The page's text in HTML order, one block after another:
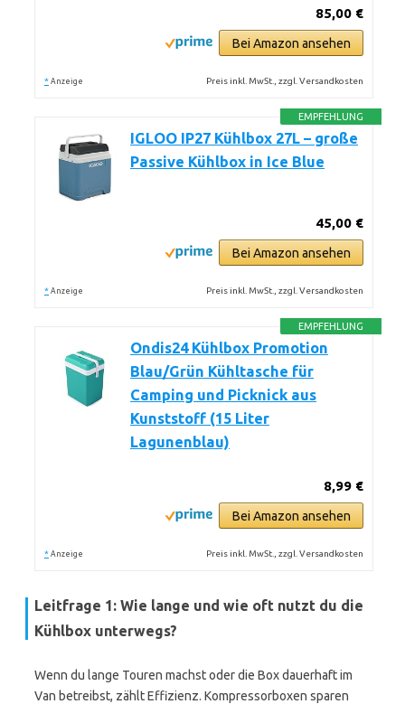
85,00 €
Bei Amazon ansehen
* Anzeige Preis inkl. MwSt., zzgl. Versandkosten
EMPFEHLUNG
IGLOO IP27 Kühlbox 27L – große
Passive Kühlbox in Ice Blue
45,00 €
Bei Amazon ansehen
* Anzeige Preis inkl. MwSt., zzgl. Versandkosten
EMPFEHLUNG
Ondis24 Kühlbox Promotion
Blau/Grün Kühltasche für
Camping und Picknick aus
Kunststoff (15 Liter
Lagunenblau)
8,99 €
Bei Amazon ansehen
* Anzeige Preis inkl. MwSt., zzgl. Versandkosten
Leitfrage 1: Wie lange und wie oft nutzt du die
Kühlbox unterwegs?
Wenn du lange Touren machst oder die Box dauerhaft im
Van betreibst, zählt Effizienz. Kompressorboxen sparen